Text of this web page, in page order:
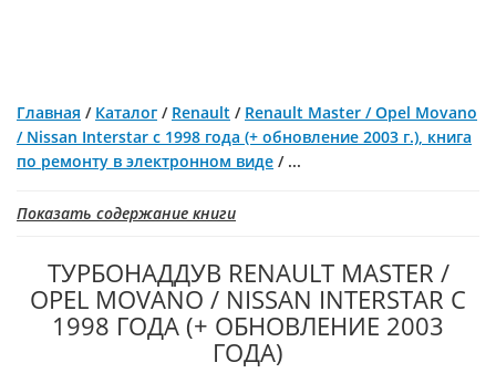
Главная / Каталог / Renault / Renault Master / Opel Movano
/ Nissan Interstar с 1998 года (+ обновление 2003 г.), книга
по ремонту в электронном виде / ...
Показать содержание книги
ТУРБОНАДДУВ RENAULT MASTER /
OPEL MOVANO / NISSAN INTERSTAR С
1998 ГОДА (+ ОБНОВЛЕНИЕ 2003
ГОДА)